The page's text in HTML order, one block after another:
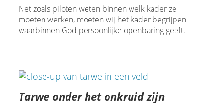
Net zoals piloten weten binnen welk kader ze
moeten werken, moeten wij het kader begrijpen
waarbinnen God persoonlijke openbaring geeft.
Tarwe onder het onkruid zijn